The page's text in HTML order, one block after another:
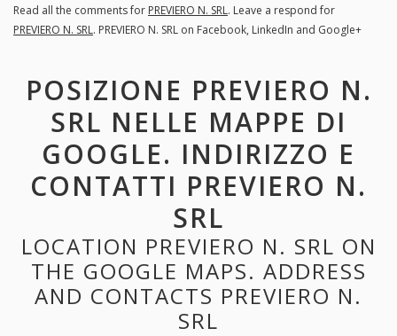
Read all the comments for PREVIERO N. SRL. Leave a respond for
PREVIERO N. SRL. PREVIERO N. SRL on Facebook, LinkedIn and Google+
POSIZIONE PREVIERO N.
SRL NELLE MAPPE DI
GOOGLE. INDIRIZZO E
CONTATTI PREVIERO N.
SRL
LOCATION PREVIERO N. SRL ON
THE GOOGLE MAPS. ADDRESS
AND CONTACTS PREVIERO N.
SRL